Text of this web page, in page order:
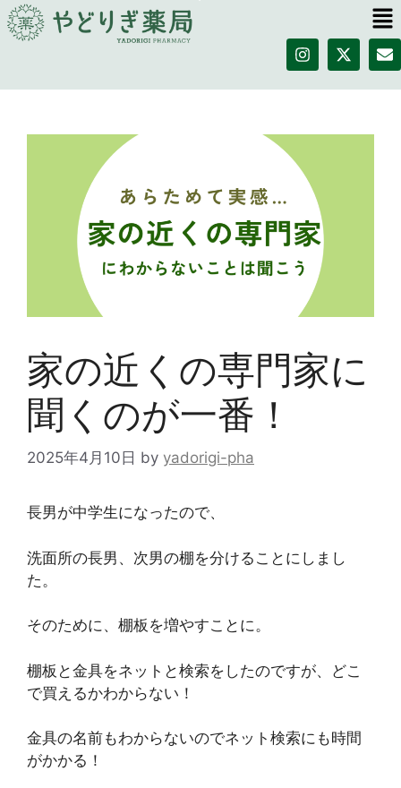
家の近くの専門家に
聞くのが一番！
2025年4月10日 by yadorigi-pha
長男が中学生になったので、
洗面所の長男、次男の棚を分けることにしまし
た。
そのために、棚板を増やすことに。
棚板と金具をネットと検索をしたのですが、どこ
で買えるかわからない！
金具の名前もわからないのでネット検索にも時間
がかかる！